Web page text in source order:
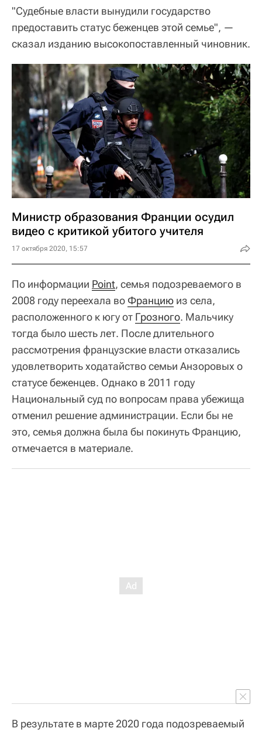
"Судебные власти вынудили государство
предоставить статус беженцев этой семье", —
сказал изданию высокопоставленный чиновник.
Министр образования Франции осудил
видео с критикой убитого учителя
17 октября 2020, 15:57
По информации Point, семья подозреваемого в
2008 году переехала во Францию из села,
расположенного к югу от Грозного. Мальчику
тогда было шесть лет. После длительного
рассмотрения французские власти отказались
удовлетворить ходатайство семьи Анзоровых о
статусе беженцев. Однако в 2011 году
Национальный суд по вопросам права убежища
отменил решение администрации. Если бы не
это, семья должна была бы покинуть Францию,
отмечается в материале.
В результате в марте 2020 года подозреваемый